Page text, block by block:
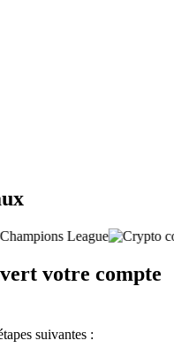
votre compte
suivantes :